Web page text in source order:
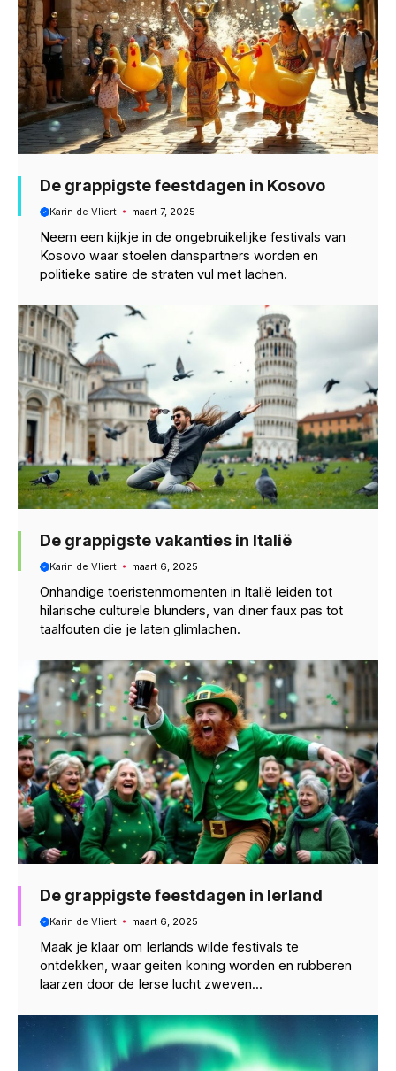
De grappigste feestdagen in Kosovo
Karin de Vliert maart 7, 2025
Neem een kijkje in de ongebruikelijke festivals van
Kosovo waar stoelen danspartners worden en
politieke satire de straten vul met lachen.
De grappigste vakanties in Italië
Karin de Vliert maart 6, 2025
Onhandige toeristenmomenten in Italië leiden tot
hilarische culturele blunders, van diner faux pas tot
taalfouten die je laten glimlachen.
De grappigste feestdagen in Ierland
Karin de Vliert maart 6, 2025
Maak je klaar om Ierlands wilde festivals te
ontdekken, waar geiten koning worden en rubberen
laarzen door de Ierse lucht zweven...